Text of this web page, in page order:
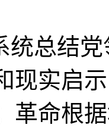
统总结
现实启
革命根